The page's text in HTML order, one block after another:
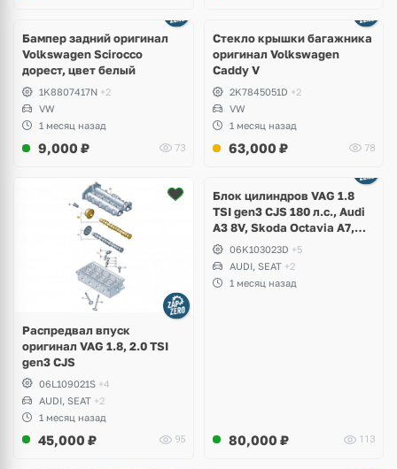
Бампер задний оригинал
Volkswagen Scirocco
дорест, цвет белый
1K8807417N +2
VW
1 месяц назад
9,000 ₽ 73
Стекло крышки багажника
оригинал Volkswagen
Caddy V
2K7845051D +2
VW
1 месяц назад
63,000 ₽ 78
Распредвал впуск
оригинал VAG 1.8, 2.0 TSI
gen3 CJS
06L109021S +4
AUDI, SEAT +2
1 месяц назад
45,000 ₽ 95
2 фото
Блок цилиндров VAG 1.8
TSI gen3 CJS 180 л.с., Audi
A3 8V, Skoda Octavia A7,
Superb, Volkswagen Passat
B8, Golf VII Alltrack, Seat
Leon
06K103023D +5
AUDI, SEAT +2
1 месяц назад
80,000 ₽ 113